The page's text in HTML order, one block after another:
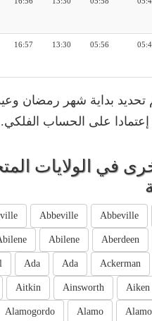
05:56
13:30
16:57
تحديد بداية شهر رمضان
على الحساب الفلكي.
في الولايات
Abbeville
Abbeville
Aberdeen
Abilene
Ackerman
Ada
Ada
Aiken
Ainsworth
Aitkin
Alamo
Alamo
Alamogordo